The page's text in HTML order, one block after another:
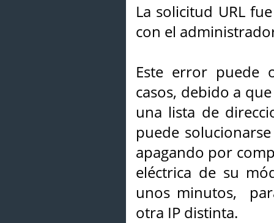
La solicitud URL
con el
Este error puede
casos, debido a
una lista de
puede
apagando por
eléctrica de su
unos minutos,
otra IP distinta.